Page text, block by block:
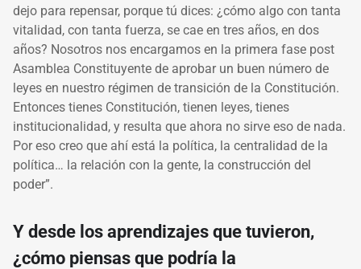
dejo para repensar, porque tú dices: ¿cómo algo con tanta
vitalidad, con tanta fuerza, se cae en tres años, en dos
años? Nosotros nos encargamos en la primera fase post
Asamblea Constituyente de aprobar un buen número de
leyes en nuestro régimen de transición de la Constitución.
Entonces tienes Constitución, tienen leyes, tienes
institucionalidad, y resulta que ahora no sirve eso de nada.
Por eso creo que ahí está la política, la centralidad de la
política… la relación con la gente, la construcción del
poder”.
Y desde los aprendizajes que tuvieron,
¿cómo piensas que podría la